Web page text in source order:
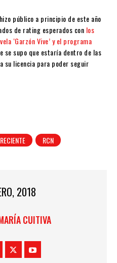
público a principio de este año
de rating esperados con los
‘Garzón Vive’ y el programa
se supo que estaría dentro de las
su licencia para poder seguir
RCN
2018
CUITIVA